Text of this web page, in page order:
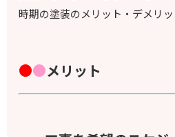
時期の塗装のメリット・デメリ
●●メリット